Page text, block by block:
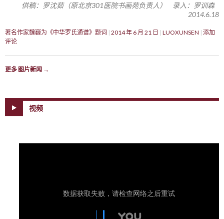
供稿：罗沈茹（原北京301医院书画苑负责人） 录入：罗训森
2014.6.18
著名作家魏巍为《中华罗氏通谱》题词 2014 年 6 月 21 日 LUOXUNSEN 添加
评论
更多 图片新闻 →
视频